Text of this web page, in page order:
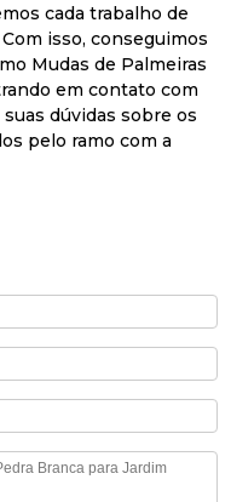
cada trabalho de
isso, conseguimos
Mudas de Palmeiras
em contato com
dúvidas sobre os
pelo ramo com a